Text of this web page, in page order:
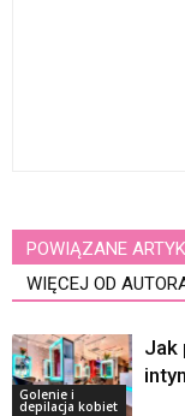
POWIĄZANE
WIĘCEJ OD
Golenie i
depilacja kobiet
Jak